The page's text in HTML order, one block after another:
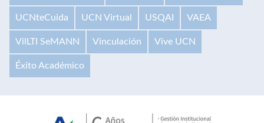
UCNteCuida UCN Virtual USQAI VAEA
VilLTI SeMANN Vinculación Vive UCN
Éxito Académico